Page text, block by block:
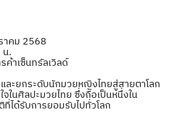
คม 2568
.
ค้าเซ็นทรัลเวิลด์
ะยกระดับนักมวยหญิงไทยสู่สายตาโลก
ในศิลปะมวยไทย ซึ่งถือเป็นหนึ่งใน
ด้รับการยอมรับไปทั่วโลก